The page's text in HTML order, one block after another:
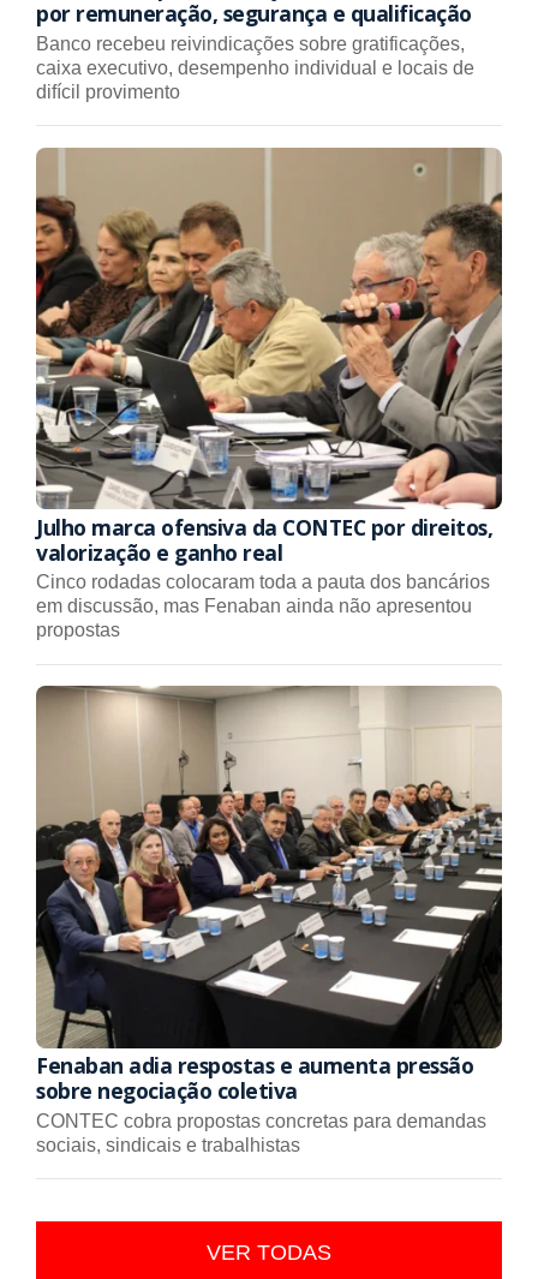
por remuneração, segurança e qualificação
Banco recebeu reivindicações sobre gratificações,
caixa executivo, desempenho individual e locais de
difícil provimento
Julho marca ofensiva da CONTEC por direitos,
valorização e ganho real
Cinco rodadas colocaram toda a pauta dos bancários
em discussão, mas Fenaban ainda não apresentou
propostas
Fenaban adia respostas e aumenta pressão
sobre negociação coletiva
CONTEC cobra propostas concretas para demandas
sociais, sindicais e trabalhistas
VER TODAS